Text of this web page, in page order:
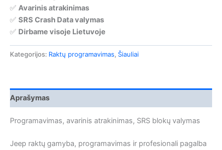
✅ Avarinis atrakinimas
✅ SRS Crash Data valymas
✅ Dirbame visoje Lietuvoje
Kategorijos: Raktų programavimas, Šiauliai
Aprašymas
Programavimas, avarinis atrakinimas, SRS blokų valymas
Jeep raktų gamyba, programavimas ir profesionali pagalba